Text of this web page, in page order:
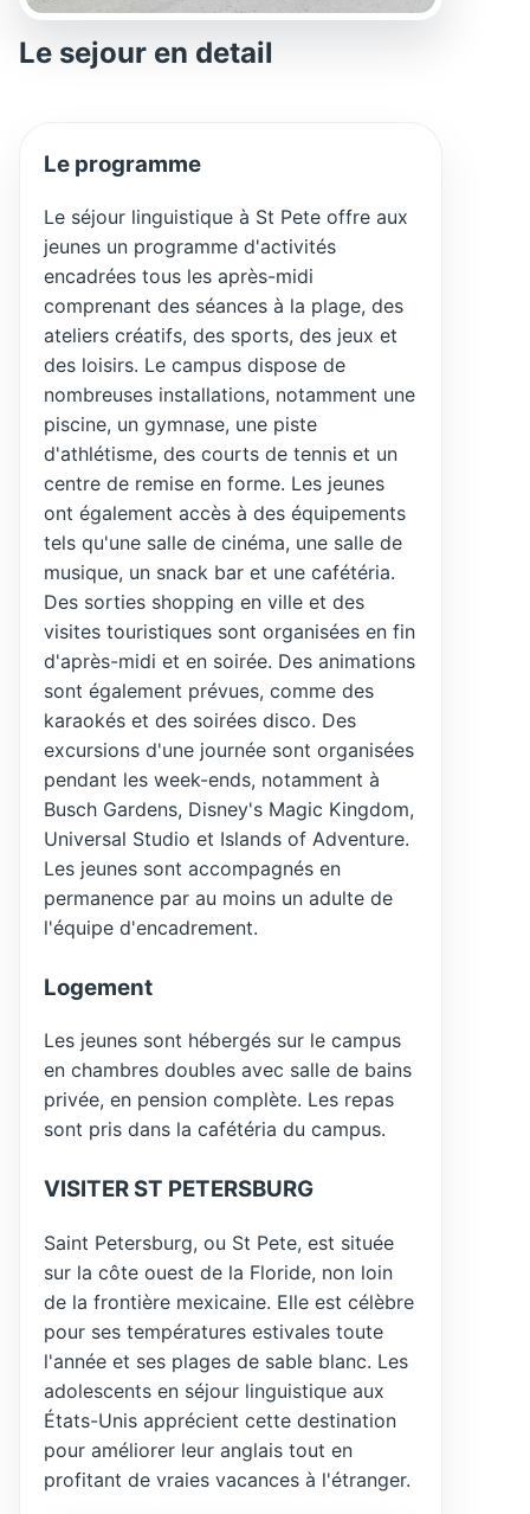
Le sejour en detail
Le programme
Le séjour linguistique à St Pete offre aux
jeunes un programme d'activités
encadrées tous les après-midi
comprenant des séances à la plage, des
ateliers créatifs, des sports, des jeux et
des loisirs. Le campus dispose de
nombreuses installations, notamment une
piscine, un gymnase, une piste
d'athlétisme, des courts de tennis et un
centre de remise en forme. Les jeunes
ont également accès à des équipements
tels qu'une salle de cinéma, une salle de
musique, un snack bar et une cafétéria.
Des sorties shopping en ville et des
visites touristiques sont organisées en fin
d'après-midi et en soirée. Des animations
sont également prévues, comme des
karaokés et des soirées disco. Des
excursions d'une journée sont organisées
pendant les week-ends, notamment à
Busch Gardens, Disney's Magic Kingdom,
Universal Studio et Islands of Adventure.
Les jeunes sont accompagnés en
permanence par au moins un adulte de
l'équipe d'encadrement.
Logement
Les jeunes sont hébergés sur le campus
en chambres doubles avec salle de bains
privée, en pension complète. Les repas
sont pris dans la cafétéria du campus.
VISITER ST PETERSBURG
Saint Petersburg, ou St Pete, est située
sur la côte ouest de la Floride, non loin
de la frontière mexicaine. Elle est célèbre
pour ses températures estivales toute
l'année et ses plages de sable blanc. Les
adolescents en séjour linguistique aux
États-Unis apprécient cette destination
pour améliorer leur anglais tout en
profitant de vraies vacances à l'étranger.